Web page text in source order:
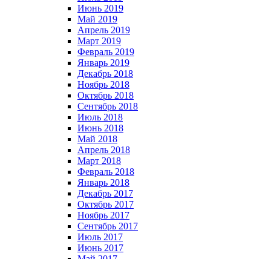
Июнь 2019
Май 2019
Апрель 2019
Март 2019
Февраль 2019
Январь 2019
Декабрь 2018
Ноябрь 2018
Октябрь 2018
Сентябрь 2018
Июль 2018
Июнь 2018
Май 2018
Апрель 2018
Март 2018
Февраль 2018
Январь 2018
Декабрь 2017
Октябрь 2017
Ноябрь 2017
Сентябрь 2017
Июль 2017
Июнь 2017